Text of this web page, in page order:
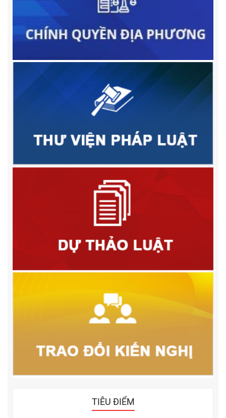
TIÊU ĐIỂM